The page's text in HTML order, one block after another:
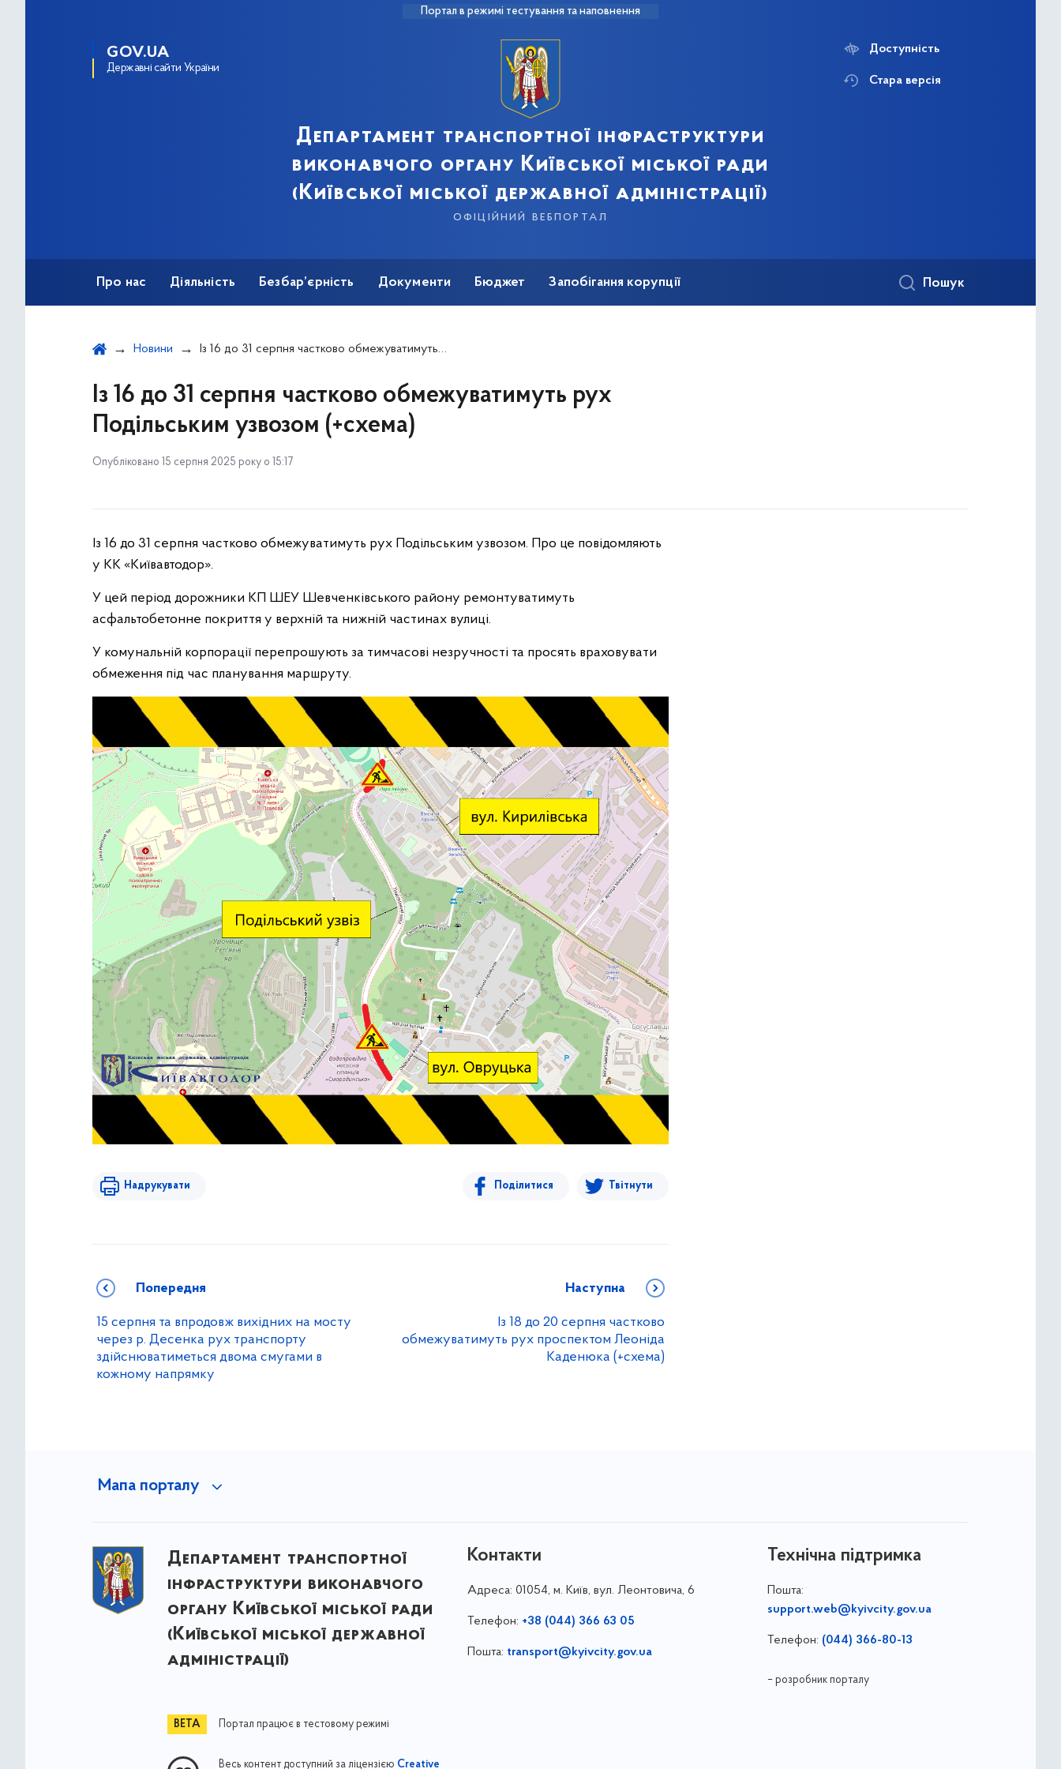
Портал в режимі тестування та наповнення
GOV.UA
Державні сайти України
Департамент транспортної інфраструктури
виконавчого органу Київської міської ради
(Київської міської державної адміністрації)
офіційний вебпортал
Доступність
Стара версія
Про нас Діяльність Безбар’єрність Документи Бюджет Запобігання корупції Пошук
Новини Із 16 до 31 серпня частково обмежуватимуть рух Подільським узвозом (+схема)
Із 16 до 31 серпня частково обмежуватимуть рух
Подільським узвозом (+схема)
Опубліковано 15 серпня 2025 року о 15:17
Із 16 до 31 серпня частково обмежуватимуть рух Подільським узвозом. Про це повідомляють
у КК «Київавтодор».
У цей період дорожники КП ШЕУ Шевченківського району ремонтуватимуть
асфальтобетонне покриття у верхній та нижній частинах вулиці.
У комунальній корпорації перепрошують за тимчасові незручності та просять враховувати
обмеження під час планування маршруту.
Надрукувати Поділитися Твітнути
Попередня
15 серпня та впродовж вихідних на мосту
через р. Десенка рух транспорту
здійснюватиметься двома смугами в
кожному напрямку
Наступна
Із 18 до 20 серпня частково
обмежуватимуть рух проспектом Леоніда
Каденюка (+схема)
Мапа порталу
Департамент транспортної
інфраструктури виконавчого
органу Київської міської ради
(Київської міської державної
адміністрації)
Портал працює в тестовому режимі
Весь контент доступний за ліцензією Creative
Контакти
Адреса: 01054, м. Київ, вул. Леонтовича, 6
Телефон: +38 (044) 366 63 05
Пошта: transport@kyivcity.gov.ua
Технічна підтримка
Пошта:
support.web@kyivcity.gov.ua
Телефон: (044) 366-80-13
– розробник порталу